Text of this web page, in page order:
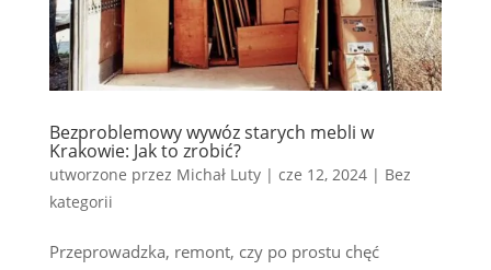
Bezproblemowy wywóz starych mebli w
Krakowie: Jak to zrobić?
utworzone przez Michał Luty| cze 12, 2024| Bez
kategorii
Przeprowadzka, remont, czy po prostu chęć